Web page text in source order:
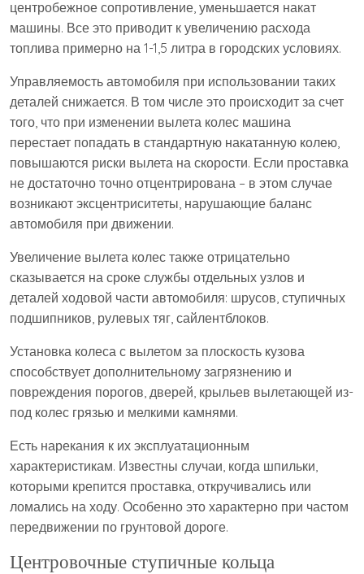
центробежное сопротивление, уменьшается накат
машины. Все это приводит к увеличению расхода
топлива примерно на 1-1,5 литра в городских условиях.
Управляемость автомобиля при использовании таких
деталей снижается. В том числе это происходит за счет
того, что при изменении вылета колес машина
перестает попадать в стандартную накатанную колею,
повышаются риски вылета на скорости. Если проставка
не достаточно точно отцентрирована – в этом случае
возникают эксцентриситеты, нарушающие баланс
автомобиля при движении.
Увеличение вылета колес также отрицательно
сказывается на сроке службы отдельных узлов и
деталей ходовой части автомобиля: шрусов, ступичных
подшипников, рулевых тяг, сайлентблоков.
Установка колеса с вылетом за плоскость кузова
способствует дополнительному загрязнению и
повреждения порогов, дверей, крыльев вылетающей из-
под колес грязью и мелкими камнями.
Есть нарекания к их эксплуатационным
характеристикам. Известны случаи, когда шпильки,
которыми крепится проставка, откручивались или
ломались на ходу. Особенно это характерно при частом
передвижении по грунтовой дороге.
Центровочные ступичные кольца